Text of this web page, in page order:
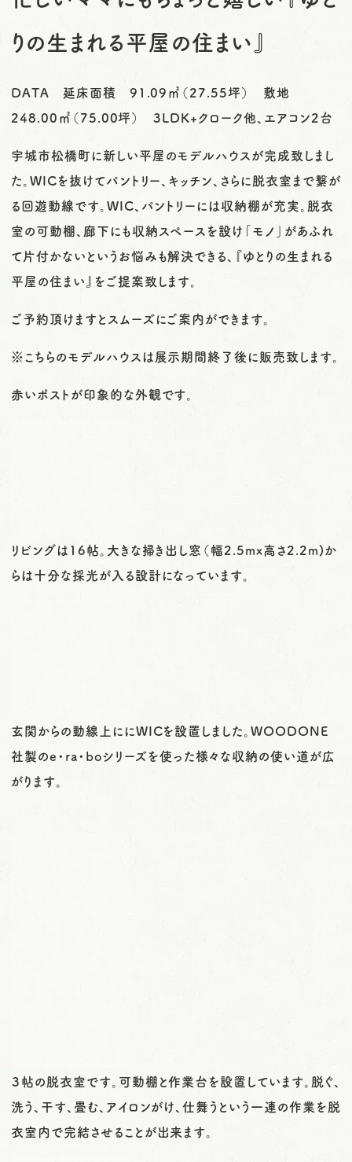
りの生まれる平屋の住まい』
DATA 延床面積 91.09㎡（27.55坪） 敷地
248.00㎡（75.00坪） 3LDK+クローク他、エアコン2台
宇城市松橋町に新しい平屋のモデルハウスが完成致しまし
た。WICを抜けてパントリー、キッチン、さらに脱衣室まで繋が
る回遊動線です。WIC、パントリーには収納棚が充実。脱衣
室の可動棚、廊下にも収納スペースを設け「モノ」があふれ
て片付かないというお悩みも解決できる、『ゆとりの生まれる
平屋の住まい』をご提案致します。
ご予約頂けますとスムーズにご案内ができます。
※こちらのモデルハウスは展示期間終了後に販売致します。
赤いポストが印象的な外観です。
リビングは16帖。大きな掃き出し窓（幅2.5mx高さ2.2m)か
らは十分な採光が入る設計になっています。
玄関からの動線上ににWICを設置しました。WOODONE
社製のe・ra・boシリーズを使った様々な収納の使い道が広
がります。
３帖の脱衣室です。可動棚と作業台を設置しています。脱ぐ、
洗う、干す、畳む、アイロンがけ、仕舞うという一連の作業を脱
衣室内で完結させることが出来ます。